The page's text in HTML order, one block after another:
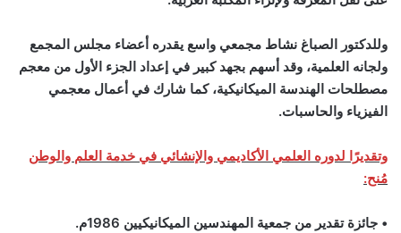
وللدكتور الصباغ نشاط مجمعي واسع يقدره أعضاء مجلس المجمع
ولجانه العلمية، وقد أسهم بجهد كبير في إعداد الجزء الأول من معجم
مصطلحات الهندسة الميكانيكية، كما شارك في أعمال معجمي
الفيزياء والحاسبات.
وتقديرًا لدوره العلمي الأكاديمي والإنشائي في خدمة العلم والوطن
مُنح:
• جائزة تقدير من جمعية المهندسين الميكانيكيين 1986م.